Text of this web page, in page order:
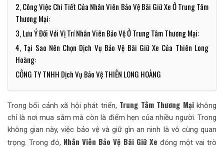
2, Công Việc Chi Tiết Của Nhân Viên Bảo Vệ Bãi Giữ Xe Ở Trung Tâm
Thương Mại:
3, Lưu Ý Đối Với Vị Trí Nhân Viên Bảo Vệ Ở Trung Tâm Thương Mại:
4, Tại Sao Nên Chọn Dịch Vụ Bảo Vệ Bãi Giữ Xe Của Thiên Long
Hoàng:
CÔNG TY TNHH Dịch Vụ Bảo Vệ THIÊN LONG HOÀNG
Trong bối cảnh xã hội phát triển, Trung Tâm Thương Mạikhông
chỉ là nơi mua sắm mà còn là điểm hẹn của nhiều người. Trong
không gian này, việc bảo vệ và giữ gìn an ninh là vô cùng quan
trọng. Trong đó, Nhân Viên Bảo Vệ Bãi Giữ Xe đóng một vai trò